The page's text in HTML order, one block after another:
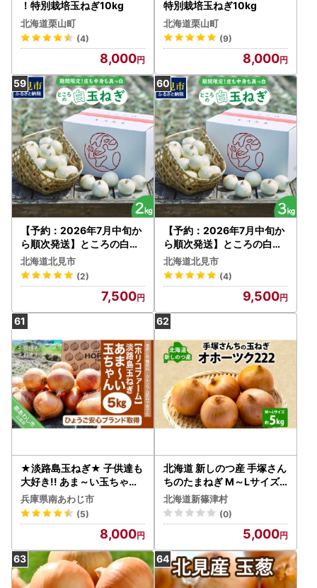
！特別栽培玉ねぎ10kg
北海道栗山町
(4)
8,000
特別栽培玉ねぎ10kg
北海道栗山町
(9)
8,000
【予約：2026年7月中旬か
ら順次発送】ところの白玉
ねぎ 2kg ( 玉ねぎ タマネギ
玉葱 野菜 白玉ねぎ 2キロ 期
間限定 辛みが少ない 生食 )
【121-0013-2026】
北海道北見市
(2)
7,500
【予約：2026年7月中旬か
ら順次発送】ところの白玉
ねぎ 3kg ( 玉ねぎ タマネギ
玉葱 野菜 白玉ねぎ 3キロ 期
間限定 辛みが少ない 生食 )
【121-0003-2026】
北海道北見市
(4)
9,500
★淡路島玉ねぎ★ 子供達も
大好き!! あま～い玉ちゃん5
kg☆ひょうご安心ブランド
取得☆
兵庫県南あわじ市
(5)
8,000
北海道 新しのつ産 手塚さん
ちのたまねぎ M～Lサイズ
約5kg オホーツク222 玉ね
ぎ 玉葱 タマネギ オニオン
スライス 旬 農作物 野菜 サ
ラダ みずみずしい シャキシ
ャキ 甘い 北海道産 産直 長
期保存 送料無料
北海道新篠津村
(0)
5,000